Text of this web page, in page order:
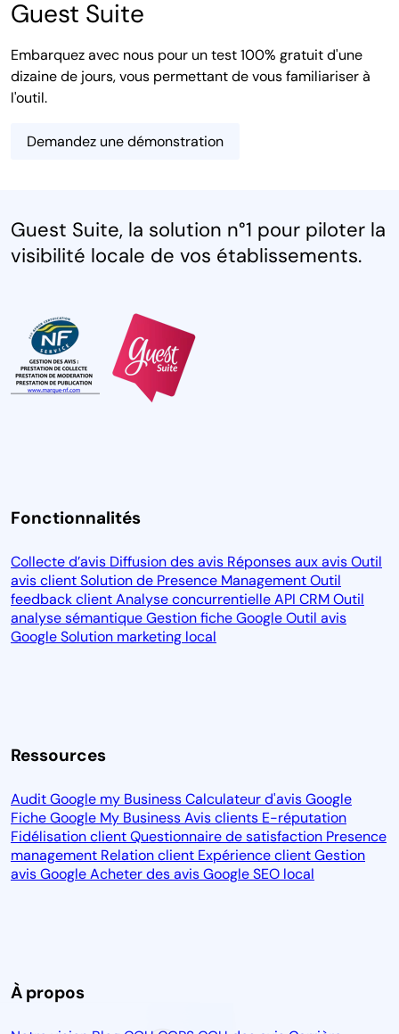
Guest Suite
Embarquez avec nous pour un test 100% gratuit d'une
dizaine de jours, vous permettant de vous familiariser à
l'outil.
Demandez une démonstration
Guest Suite, la solution n°1 pour piloter la
visibilité locale de vos établissements.
Fonctionnalités
Collecte d’avis Diffusion des avis Réponses aux avisOutil
avis clientSolution de Presence ManagementOutil
feedback clientAnalyse concurrentielleAPI CRMOutil
analyse sémantiqueGestion fiche GoogleOutil avis
GoogleSolution marketing local
Ressources
Audit Google my BusinessCalculateur d'avis Google
Fiche Google My BusinessAvis clients E-réputation
Fidélisation clientQuestionnaire de satisfaction Presence
management Relation client Expérience clientGestion
avis GoogleAcheter des avis GoogleSEO local
À propos